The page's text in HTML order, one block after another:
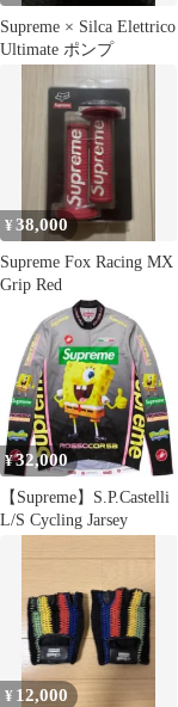
Supreme × Silca Elettrico
Ultimate ポンプ
¥38,000
Supreme Fox Racing MX
Grip Red
¥32,000
【Supreme】S.P.Castelli
L/S Cycling Jarsey
¥ 12,000